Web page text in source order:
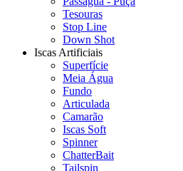
Tesouras
Stop Line
Down Shot
Iscas Artificiais
Superfície
Meia Água
Fundo
Articulada
Camarão
Iscas Soft
Spinner
ChatterBait
Tailspin